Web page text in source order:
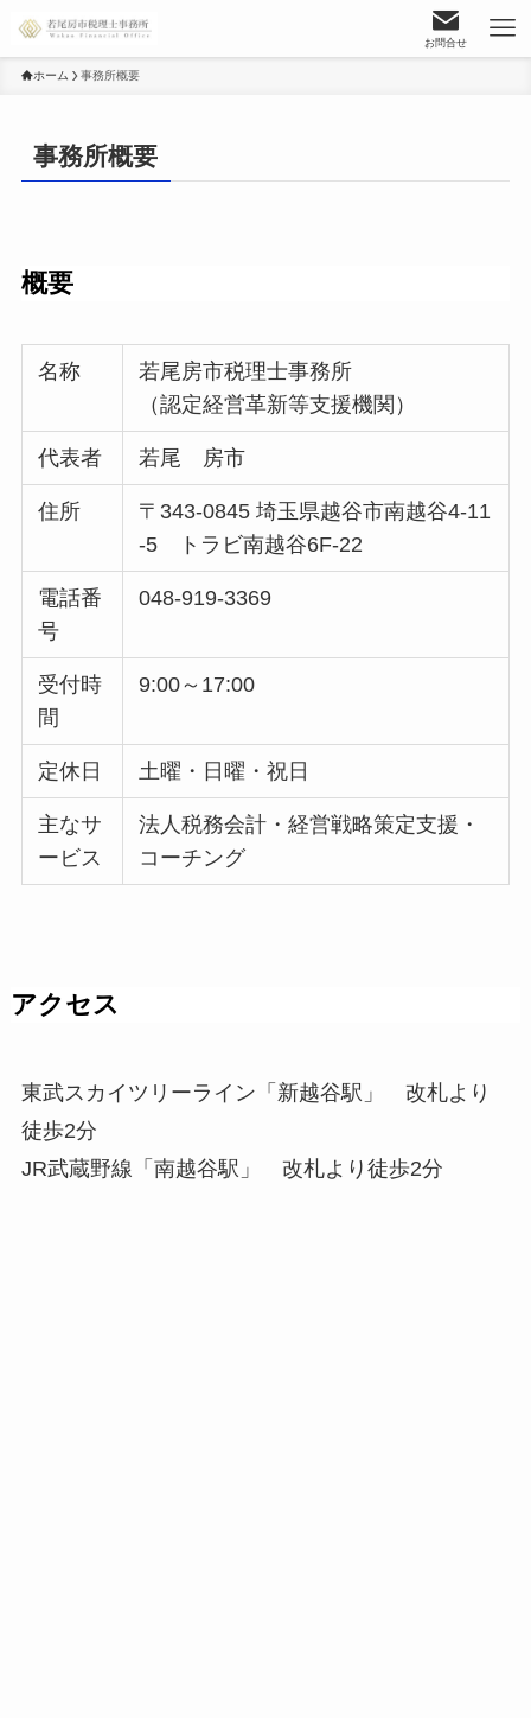
お問合せ
ホーム 事務所概要
事務所概要
概要
名称
若尾房市税理士事務所
（認定経営革新等支援機関）
代表者 若尾 房市
住所
〒343-0845 埼玉県越谷市南越谷4-11
-5 トラビ南越谷6F-22
電話番
号
048-919-3369
受付時
間
9:00～17:00
定休日 土曜・日曜・祝日
主なサ
ービス
法人税務会計・経営戦略策定支援・
コーチング
アクセス
東武スカイツリーライン「新越谷駅」 改札より
徒歩2分
JR武蔵野線「南越谷駅」 改札より徒歩2分